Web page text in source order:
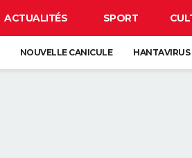
ACTUALITÉS SPORT
NOUVELLE CANICULE HANTAVIRUS